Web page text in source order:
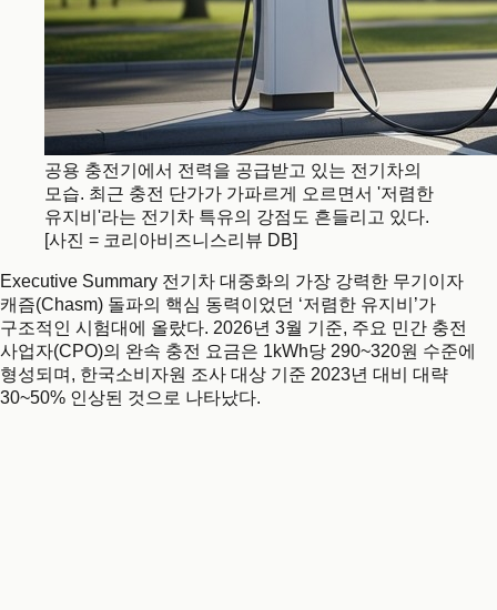
공용 충전기에서 전력을 공급받고 있는 전기차의
모습. 최근 충전 단가가 가파르게 오르면서 '저렴한
유지비'라는 전기차 특유의 강점도 흔들리고 있다.
[사진 = 코리아비즈니스리뷰 DB]
Executive Summary 전기차 대중화의 가장 강력한 무기이자
캐즘(Chasm) 돌파의 핵심 동력이었던 ‘저렴한 유지비’가
구조적인 시험대에 올랐다. 2026년 3월 기준, 주요 민간 충전
사업자(CPO)의 완속 충전 요금은 1kWh당 290~320원 수준에
형성되며, 한국소비자원 조사 대상 기준 2023년 대비 대략
30~50% 인상된 것으로 나타났다.